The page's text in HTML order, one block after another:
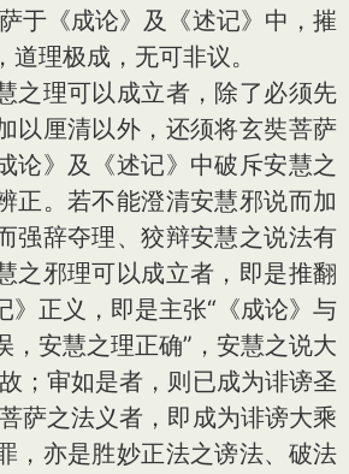
于《成论》及《述记》中，摧
理极成，无可非议。
理可以成立者，除了必须先
以厘清以外，还须将玄奘菩萨
论》及《述记》中破斥安慧之
正。若不能澄清安慧邪说而加
强辞夺理、狡辩安慧之说法有
之邪理可以成立者，即是推翻
》正义，即是主张“《成论》与
，安慧之理正确”，安慧之说大
；审如是者，则已成为诽谤圣
萨之法义者，即成为诽谤大乘
，亦是胜妙正法之谤法、破法